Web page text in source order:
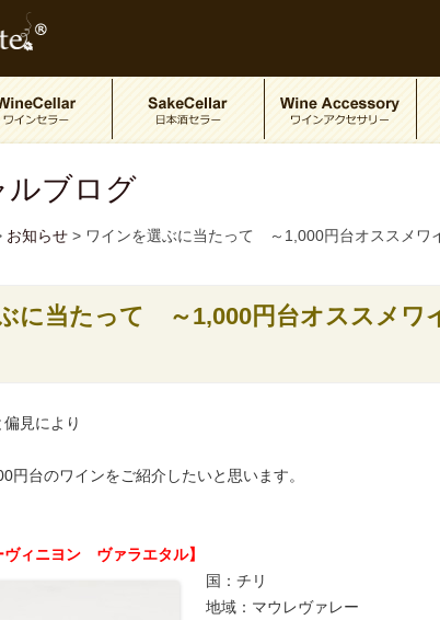
ルブログ
お知らせ > ワインを選ぶに当たって ～1,000円台オススメワ
に当たって ～1,000円台オススメワ
見により
円台のワインをご紹介したいと思います。
ヴィニヨン ヴァラエタル】
国：チリ
地域：マウレヴァレー